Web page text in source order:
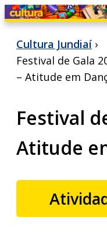
Cultura Jundiaí ›
Festival de Gala
– Atitude em
Festival
Atitude